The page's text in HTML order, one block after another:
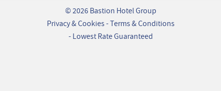
© 2026 Bastion Hotel Group
Privacy & Cookies Terms & Conditions
Lowest Rate Guaranteed